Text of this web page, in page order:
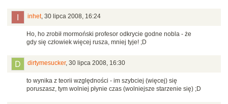
inhet, 30 lipca 2008, 16:24
Ho, ho zrobił mormoński profesor odkrycie godne nobla - że
gdy się człowiek więcej rusza, mniej tyje! ;D
dirtymesucker, 30 lipca 2008, 16:30
to wynika z teorii względności - im szybciej (więcej) się
poruszasz, tym wolniej płynie czas (wolniejsze starzenie się) ;D